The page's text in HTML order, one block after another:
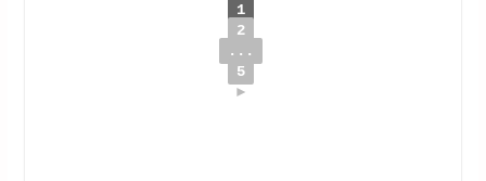
1
2
...
5
►